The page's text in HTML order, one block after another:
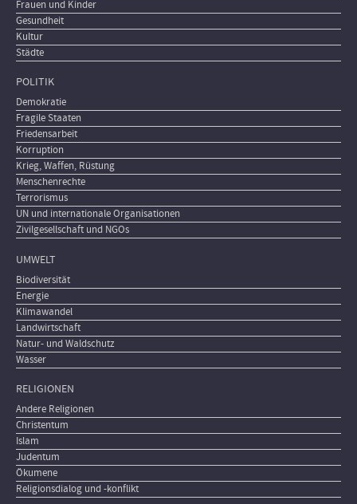
Frauen und Kinder
Gesundheit
Kultur
Städte
POLITIK
Demokratie
Fragile Staaten
Friedensarbeit
Korruption
Krieg, Waffen, Rüstung
Menschenrechte
Terrorismus
UN und internationale Organisationen
Zivilgesellschaft und NGOs
UMWELT
Biodiversität
Energie
Klimawandel
Landwirtschaft
Natur- und Waldschutz
Wasser
RELIGIONEN
Andere Religionen
Christentum
Islam
Judentum
Ökumene
Religionsdialog und -konflikt